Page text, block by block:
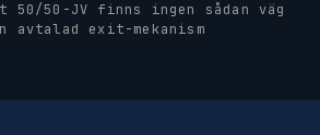
50-JV finns ingen sådan väg
avtalad exit-mekanism